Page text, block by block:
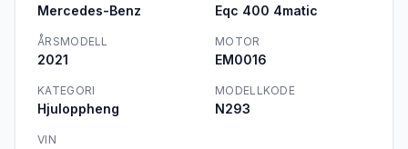
Mercedes-Benz Eqc 400 4matic
ÅRSMODELL
2021
MOTOR
EM0016
KATEGORI
Hjuloppheng
MODELLKODE
N293
VIN